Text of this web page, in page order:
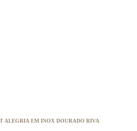
ALEGRIA EM INOX DOURADO RIVA